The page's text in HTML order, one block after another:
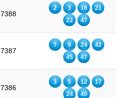
7388
2 3 16
21
22
47
7387
7 9 24
42
45
47
7386
3 5 12
17
24
40